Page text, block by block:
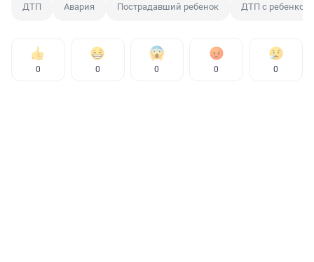
ДТП Авария Пострадавший ребенок ДТП с ребенком
0 0 0 0 0